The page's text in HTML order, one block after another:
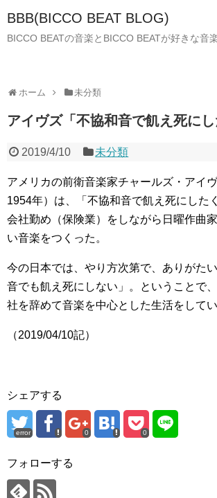
BBB(BICCO BEAT BLOG)
BICCO BEATの音楽とBICCO BEATが好きな音
ホーム 未分類
アイヴズ「不協和音で飢え死にし
2019/4/10 未分類
アメリカの前衛音楽家チャールズ・アイ
1954年）は、「不協和音で飢え死にした
会社勤め（保険業）をしながら日曜作曲
い音楽をつくった。
今の日本では、やり方次第で、ありがた
音でも飢え死にしない」。ということで
社を辞めて音楽を中心とした生活をしてい
（2019/04/10記）
シェアする
error 0 0
フォローする